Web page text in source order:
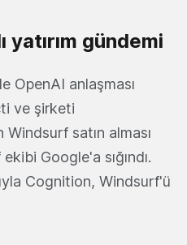
yatırım gündemi
OpenAI anlaşması
ve şirketi
Windsurf satın alması
Google'a sığındı.
Cognition, Windsurf'ü